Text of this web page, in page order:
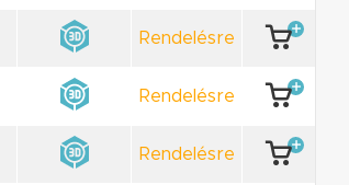
Rendelésre
Rendelésre
Rendelésre